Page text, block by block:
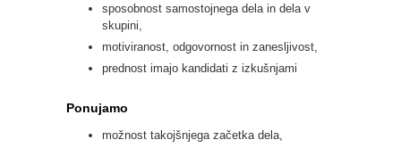
sposobnost samostojnega dela in dela v
skupini,
motiviranost, odgovornost in zanesljivost,
prednost imajo kandidati z izkušnjami
Ponujamo
možnost takojšnjega začetka dela,